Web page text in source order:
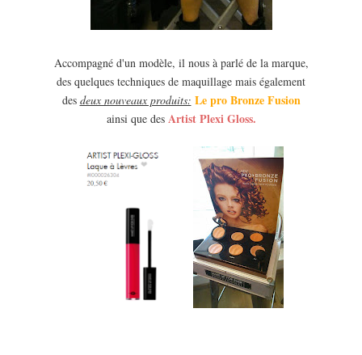
Accompagné d'un modèle, il nous à parlé de la marque,
des quelques techniques de maquillage mais également
des deux nouveaux produits: Le pro Bronze Fusion
ainsi que des Artist Plexi Gloss.